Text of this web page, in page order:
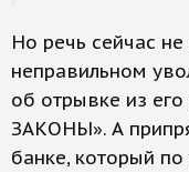
Но речь сейчас
неправильном
об отрывке из
ЗАКОНЫ». А
банке, который